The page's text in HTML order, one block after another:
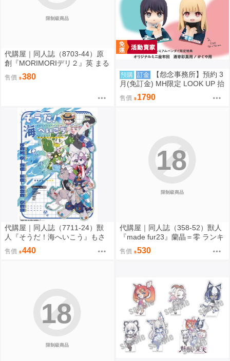
限制級商品
代購屋｜同人誌（8703-44）原
創『MORIMORIデリ２』英 まる
てん丼
售價 380 預購 訂金
【怨念事務所】預約 3
月(免訂金) MH限定 LOOK UP 抬
頭 超時空輝耀姬 輝耀&酒寄彩葉
套組附特典 0816
售價 1790
代購屋｜同人誌（7711-24）獸
人『そうだ！海へいこう』もさ
パラレルワールド
售價 440
限制級商品
18
代購屋｜同人誌（358-52）獸人
『made fur23』蘭晶＝零 ランキ
チ 096
售價 530
限制級商品
18